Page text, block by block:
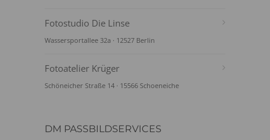
Fotostudio Die Linse
Wassersportallee 32a · 12527 Berlin
Fotoatelier Krüger
Schöneicher Straße 14 · 15566 Schoeneiche
DM PASSBILDSERVICES